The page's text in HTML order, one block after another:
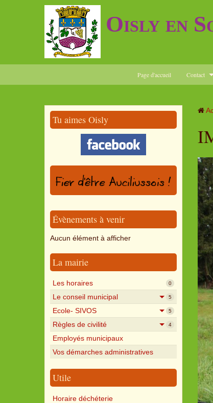
Oisly en
Page d'accueil Contact
Tu aimes Oisly
Évènements à venir
Aucun élément à afficher
La mairie
Les horaires 0
Le conseil municipal 5
Ecole- SIVOS 5
Règles de civilité 4
Employés municipaux
Vos démarches administratives
Utile
Horaire déchéterie